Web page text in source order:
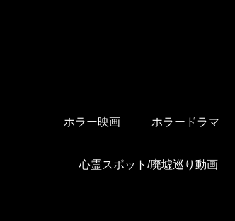
ホラー映画 ホラードラマ
心霊スポット/廃墟巡り動画